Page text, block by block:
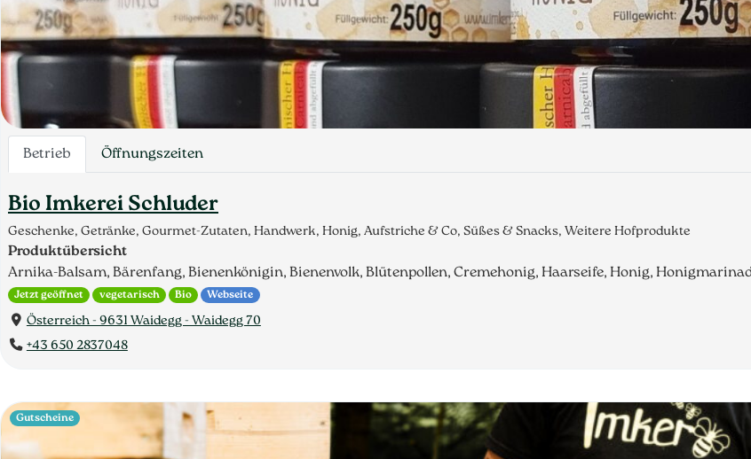
Betrieb Öffnungszeiten
Bio Imkerei Schluder
Geschenke, Getränke, Gourmet-Zutaten, Handwerk, Honig, Aufstriche & Co, Süßes & Snacks, Weitere Hofprodukte
Produktübersicht
Arnika-Balsam, Bärenfang, Bienenkönigin, Bienenvolk, Blütenpollen, Cremehonig, Haarseife, Honig,
Jetzt geöffnet vegetarisch Bio Webseite
Österreich - 9631 Waidegg - Waidegg 70
+43 650 2837048
Gutscheine